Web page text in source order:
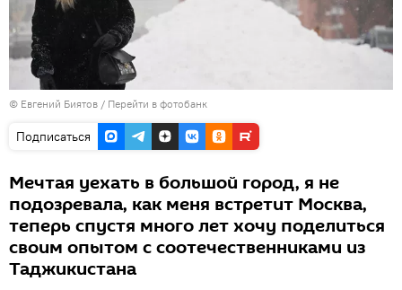
© Евгений Биятов / Перейти в фотобанк
Подписаться
Мечтая уехать в большой город, я не
подозревала, как меня встретит Москва,
теперь спустя много лет хочу поделиться
своим опытом с соотечественниками из
Таджикистана